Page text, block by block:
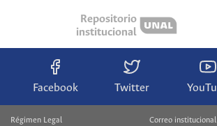
Repositorio
institucional
Facebook Twitter
Régimen Legal
Correo institucional